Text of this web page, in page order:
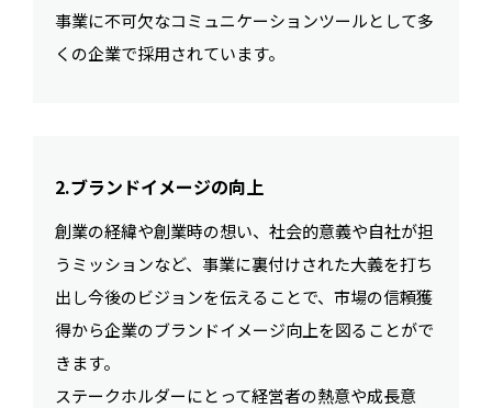
事業に不可欠なコミュニケーションツールとして多
くの企業で採用されています。
2.ブランドイメージの向上
創業の経緯や創業時の想い、社会的意義や自社が担
うミッションなど、事業に裏付けされた大義を打ち
出し今後のビジョンを伝えることで、市場の信頼獲
得から企業のブランドイメージ向上を図ることがで
きます。
ステークホルダーにとって経営者の熱意や成長意